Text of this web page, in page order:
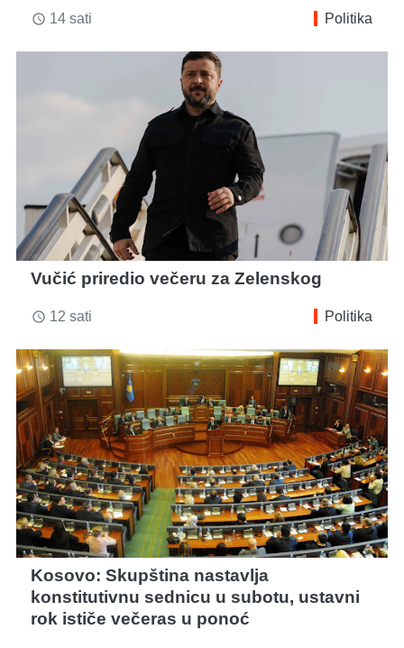
access_time 14 sati Politika
Vučić priredio večeru za Zelenskog
access_time 12 sati Politika
Kosovo: Skupština nastavlja
konstitutivnu sednicu u subotu, ustavni
rok ističe večeras u ponoć